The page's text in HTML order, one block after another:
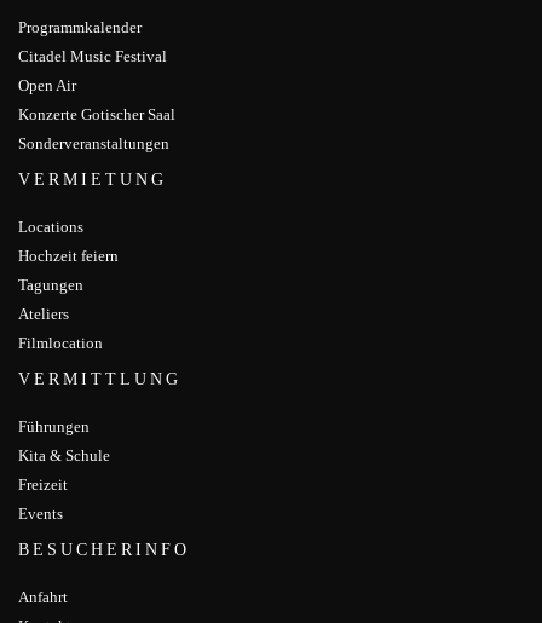
Programmkalender
Citadel Music Festival
Open Air
Konzerte Gotischer Saal
Sonderveranstaltungen
VERMIETUNG
Locations
Hochzeit feiern
Tagungen
Ateliers
Filmlocation
VERMITTLUNG
Führungen
Kita & Schule
Freizeit
Events
BESUCHERINFO
Anfahrt